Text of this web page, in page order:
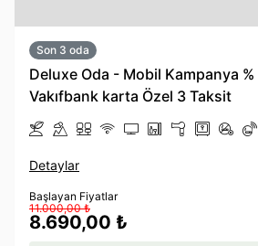
Son 3 oda
Deluxe Oda - Mobil Kampanya
Vakıfbank karta Özel 3 Taksit
Detaylar
Başlayan Fiyatlar
11.000,00 ₺
8.690,00 ₺